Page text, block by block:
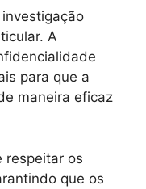
A
para que a
maneira eficaz
respeitar os
que os